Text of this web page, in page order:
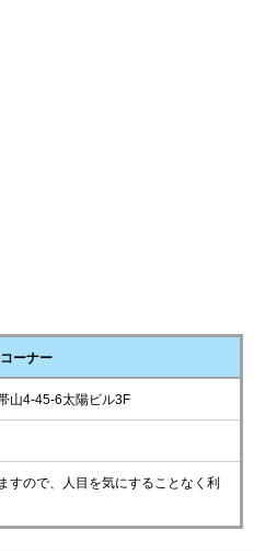
ーナー
山4-45-6太陽ビル3F
すので、人目を気にすることなく利